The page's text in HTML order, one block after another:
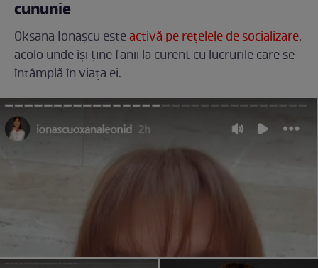
cununie
Oksana Ionașcu esteactivă pe rețelele de socializare,
acolo unde își ține fanii la curent cu lucrurile care se
întâmplă în viața ei.